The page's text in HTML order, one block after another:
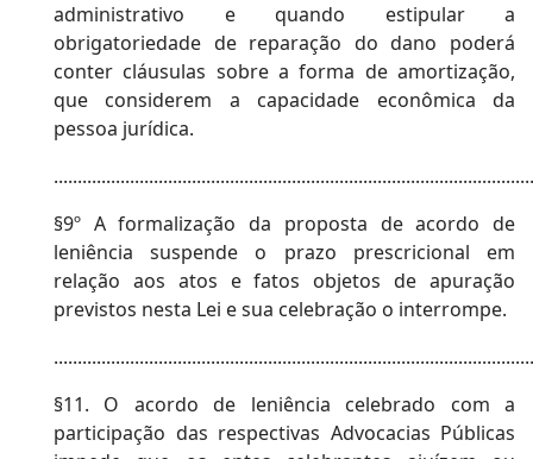
administrativo e quando estipular a
obrigatoriedade de reparação do dano poderá
conter cláusulas sobre a forma de amortização,
que considerem a capacidade econômica da
pessoa jurídica.
§9º A formalização da proposta de acordo de
leniência suspende o prazo prescricional em
relação aos atos e fatos objetos de apuração
previstos nesta Lei e sua celebração o interrompe.
§11. O acordo de leniência celebrado com a
participação das respectivas Advocacias Públicas